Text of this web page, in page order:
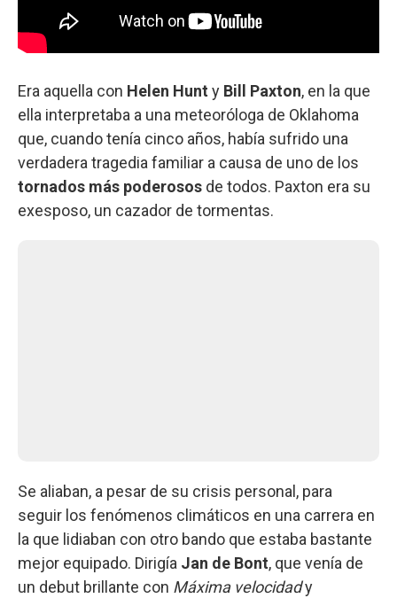
Era aquella con Helen Hunt y Bill Paxton, en la que
ella interpretaba a una meteoróloga de Oklahoma
que, cuando tenía cinco años, había sufrido una
verdadera tragedia familiar a causa de uno de los
tornados más poderosos de todos. Paxton era su
exesposo, un cazador de tormentas.
Se aliaban, a pesar de su crisis personal, para
seguir los fenómenos climáticos en una carrera en
la que lidiaban con otro bando que estaba bastante
mejor equipado. Dirigía Jan de Bont, que venía de
un debut brillante con Máxima velocidady